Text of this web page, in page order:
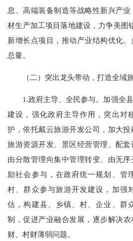
息、高端装备制造等战略性新兴产
材生产加工项目落地建设，力争美图
新增长点项目，推动产业结构优化
总量。
（二）突出龙头带动，打造全域
1.政府主导、全民参与。加强全县
建设，强化政府主导作用，突出对
护，依托戴云旅游开发公司，加大
旅游资源开发、景区经营管理、配
由分散管理向集中管理转变、由无
励社会参与，在政府统一规划、管
村、群众参与旅游开发建设，加强
估，构建县、乡镇、村、企业、群
制，促进产业融合发展，逐步解决
财、村财薄弱问题。